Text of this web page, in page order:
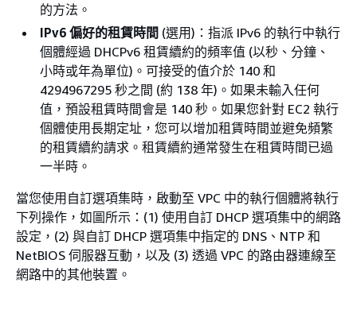
的方法。
IPv6 偏好的租賃時間 (選用)：指派 IPv6 的執行中執行
個體經過 DHCPv6 租賃續約的頻率值 (以秒、分鐘、
小時或年為單位)。可接受的值介於 140 和
4294967295 秒之間 (約 138 年)。如果未輸入任何
值，預設租賃時間會是 140 秒。如果您針對 EC2 執行
個體使用長期定址，您可以增加租賃時間並避免頻繁
的租賃續約請求。租賃續約通常發生在租賃時間已過
一半時。
當您使用自訂選項集時，啟動至 VPC 中的執行個體將執行
下列操作，如圖所示：(1) 使用自訂 DHCP 選項集中的網路
設定，(2) 與自訂 DHCP 選項集中指定的 DNS、NTP 和
NetBIOS 伺服器互動，以及 (3) 透過 VPC 的路由器連線至
網路中的其他裝置。